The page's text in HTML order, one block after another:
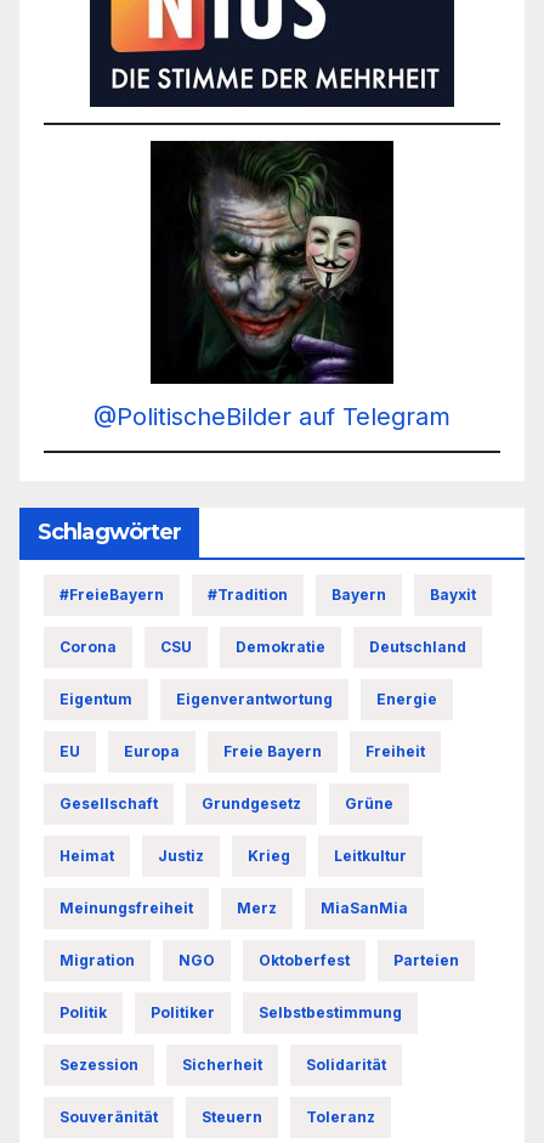
@PolitischeBilder auf Telegram
Schlagwörter
#FreieBayern #Tradition Bayern Bayxit
Corona CSU Demokratie Deutschland
Eigentum Eigenverantwortung Energie
EU Europa Freie Bayern Freiheit
Gesellschaft Grundgesetz Grüne
Heimat Justiz Krieg Leitkultur
Meinungsfreiheit Merz MiaSanMia
Migration NGO Oktoberfest Parteien
Politik Politiker Selbstbestimmung
Sezession Sicherheit Solidarität
Souveränität Steuern Toleranz